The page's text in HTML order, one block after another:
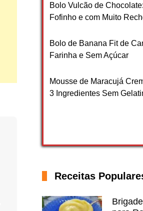
Bolo Vulcão de
Fofinho e com Muito
Bolo de Banana Fit de
Farinha e Sem Açúcar
Mousse de Maracujá
3 Ingredientes Sem
Receitas